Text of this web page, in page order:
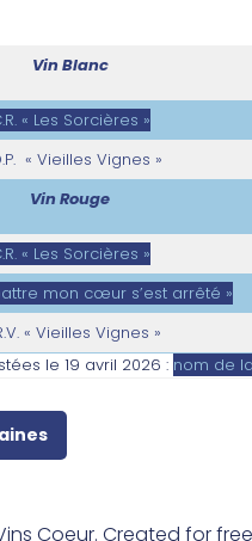
Vin Blanc
« Les Sorcières »
« Vieilles Vignes »
Vin Rouge
« Les Sorcières »
mon cœur s’est arrêté »
« Vieilles Vignes »
le 19 avril 2026 : nom de
Coeur. Created for